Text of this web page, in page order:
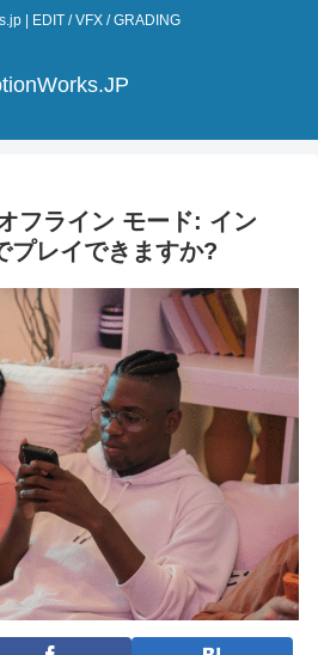
| EDIT / VFX / GRADING
フライン モード: イン
プレイできますか?